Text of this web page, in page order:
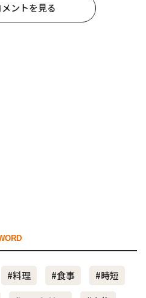
ントを見る
#料理 #食事
#時短